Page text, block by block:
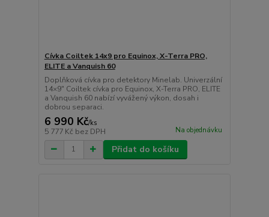
Cívka Coiltek 14x9 pro Equinox, X-Terra PRO,
ELITE a Vanquish 60
Doplňková cívka pro detektory Minelab. Univerzální
14×9" Coiltek cívka pro Equinox, X-Terra PRO, ELITE
a Vanquish 60 nabízí vyvážený výkon, dosah i
dobrou separaci.
6 990 Kč/ks
5 777 Kč bez DPH Na objednávku
Přidat do košíku